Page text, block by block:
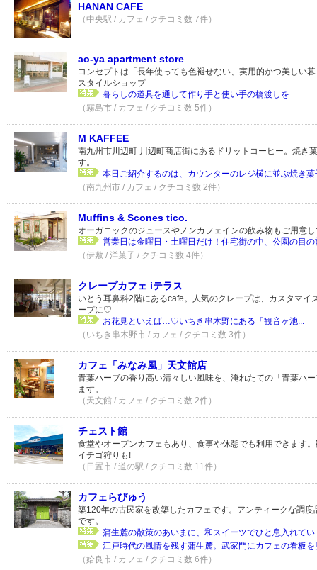
HANAN CAFE
（中央駅 / カフェ / クチコミ数 7件）
ao-ya apartment store
コンセプトは「長年使っても色褪せない、実用的かつ美しい
スタイルショップ
暮らしの道具を通して作り手と使い手の橋渡しを
（霧島市 / カフェ / クチコミ数 5件）
M KAFFEE
南九州市川辺町 川辺町商店街にあるドリットコーヒー。焼き
す。
本日ご紹介するのは、カウンターのレジ横に並ぶ焼き
（南九州市 / カフェ / クチコミ数 2件）
Muffins & Scones tico.
オーガニックのジュースやノンカフェインの飲み物もご用意
営業日は金曜日・土曜日だけ！住宅街の中、公園の目
（伊敷 / 洋菓子 / クチコミ数 4件）
クレープカフェ iテラス
いとう耳鼻科2階にあるcafe。人気のクレープは、カスタマイ
ープに♡
お花見といえば…♡いちき串木野にある「観音ヶ池...
（いちき串木野市 / カフェ / クチコミ数 3件）
カフェ「みなみ風」天文館店
青葉ハーブの香り高い清々しい風味を、淹れたての「青葉ハ
ます。
（天文館 / カフェ / クチコミ数 2件）
チェスト館
食堂やオープンカフェもあり、食事や休憩でも利用できます
イチゴ狩りも!
（日置市 / 道の駅 / クチコミ数 11件）
カフェらびゅう
築120年の古民家を改築したカフェです。アンティークな調
です。
蒲生麓の散策のあいまに、和スイーツでひと息入れてい
江戸時代の風情を残す蒲生麓。武家門にカフェの看板
（姶良市 / カフェ / クチコミ数 6件）